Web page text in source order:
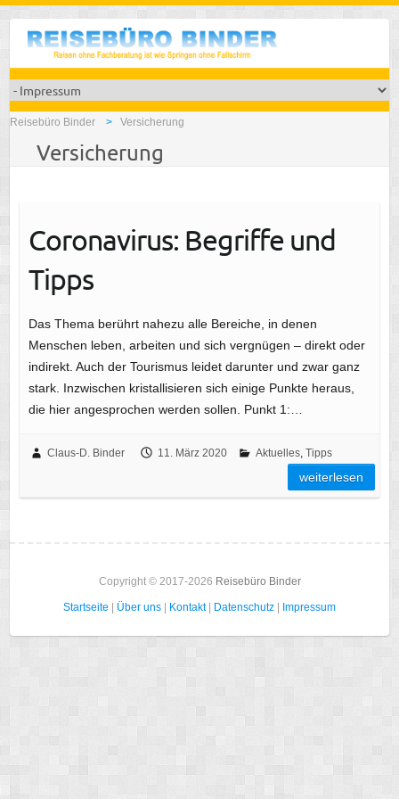
Reisebüro Binder Versicherung
Versicherung
Coronavirus: Begriffe und
Tipps
Das Thema berührt nahezu alle Bereiche, in denen
Menschen leben, arbeiten und sich vergnügen – direkt oder
indirekt. Auch der Tourismus leidet darunter und zwar ganz
stark. Inzwischen kristallisieren sich einige Punkte heraus,
die hier angesprochen werden sollen. Punkt 1:…
Claus-D. Binder 11. März 2020 Aktuelles, Tipps
weiterlesen
Copyright © 2017-2026 Reisebüro Binder
Startseite Über uns Kontakt| Datenschutz Impressum